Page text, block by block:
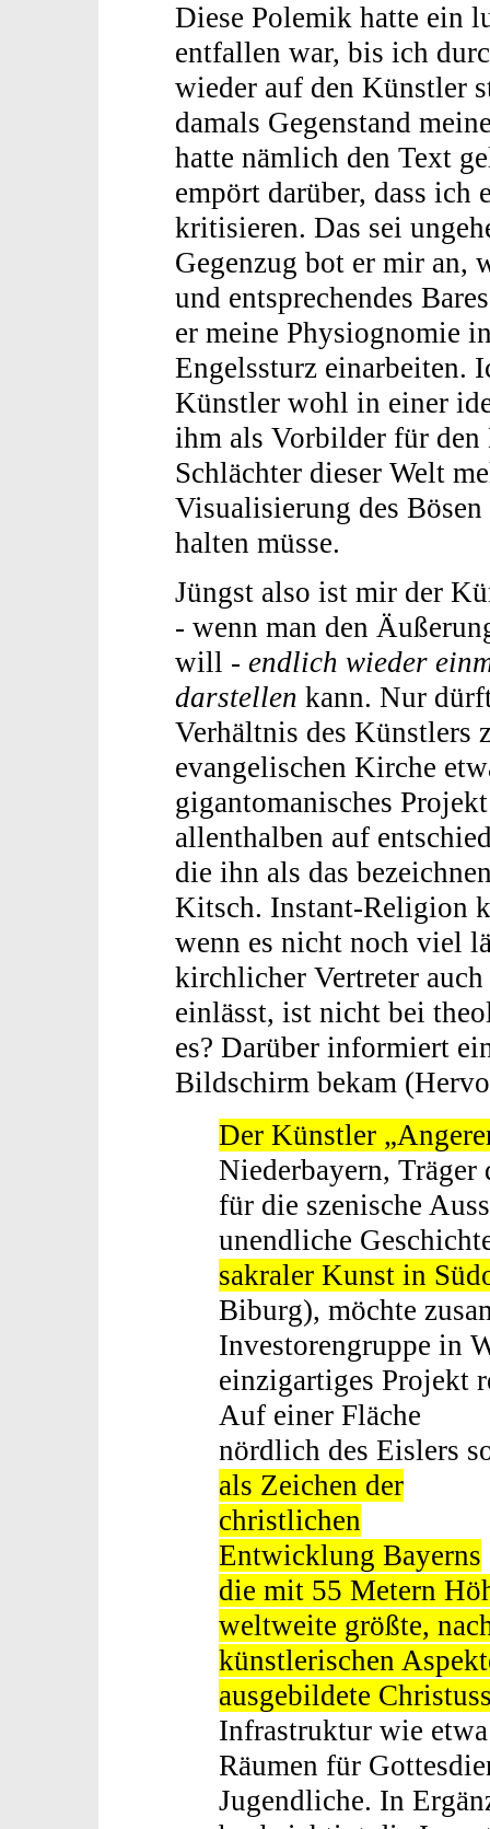
Diese Polemik hatte ein
entfallen war, bis ich
wieder auf den Künstler
damals Gegenstand
hatte nämlich den Text
empört darüber, dass ich
kritisieren. Das sei
Gegenzug bot er mir an,
und entsprechendes
er meine Physiognomie
Engelssturz einarbeiten.
Künstler wohl in einer
ihm als Vorbilder für den
Schlächter dieser Welt
Visualisierung des
halten müsse.
Jüngst also ist mir der
- wenn man den
will - endlich wieder
darstellen kann. Nur
Verhältnis des Künstlers
evangelischen Kirche
gigantomanisches
allenthalben auf
die ihn als das
Kitsch. Instant-Religion
wenn es nicht noch viel
kirchlicher Vertreter
einlässt, ist nicht bei
es? Darüber informiert
Bildschirm bekam
Der Künstler
Niederbayern, Träger
für die szenische
unendliche
sakraler Kunst in
Biburg), möchte
Investorengruppe in
einzigartiges Projekt
Auf einer Fläche
nördlich des Eislers
als Zeichen der
christlichen
Entwicklung Bayerns
die mit 55 Metern
weltweite größte,
künstlerischen
ausgebildete
Infrastruktur wie
Räumen für
Jugendliche. In